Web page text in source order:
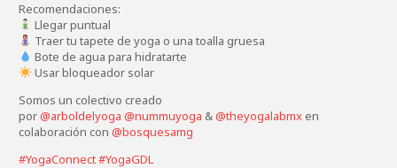
Recomendaciones:
Llegar puntual
Traer tu tapete de yoga o una toalla gruesa
Bote de agua para hidratarte
Usar bloqueador solar
Somos un colectivo creado
por@arboldelyoga @nummuyoga &@theyogalabmx en
colaboración con @bosquesamg
#YogaConnect#YogaGDL